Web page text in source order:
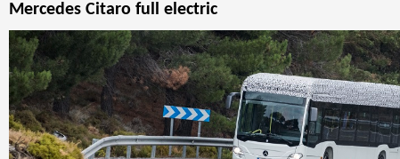
Mercedes Citaro full electric